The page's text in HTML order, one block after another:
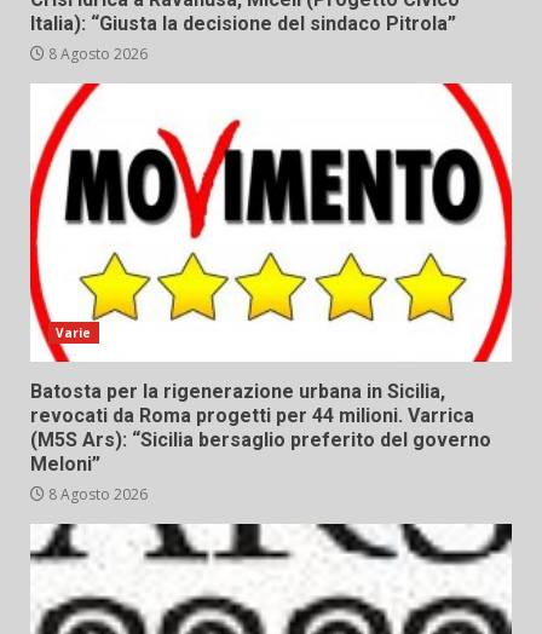
Italia): “Giusta la decisione del sindaco Pitrola”
8 Agosto 2026
Varie
Batosta per la rigenerazione urbana in Sicilia,
revocati da Roma progetti per 44 milioni. Varrica
(M5S Ars): “Sicilia bersaglio preferito del governo
Meloni”
8 Agosto 2026